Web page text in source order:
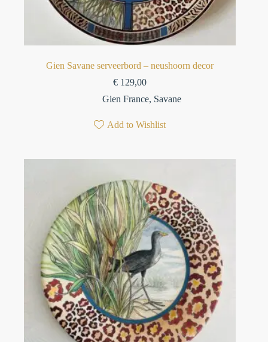
Gien Savane serveerbord – neushoorn decor⁠
€ 129,00
Gien France, Savane
Add to Wishlist